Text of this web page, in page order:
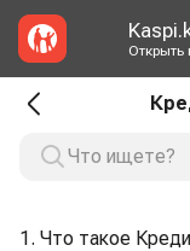
Открыть
1. Что такое